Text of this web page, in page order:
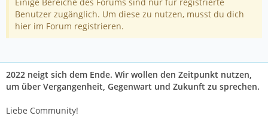
Benutzer zugänglich. Um diese zu nutzen, musst du dich
hier im Forum registrieren.
2022 neigt sich dem Ende. Wir wollen den Zeitpunkt nutzen,
um über Vergangenheit, Gegenwart und Zukunft zu sprechen.
Liebe Community!